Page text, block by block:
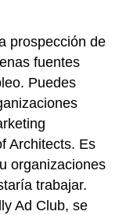
prospección de
fuentes
Puedes
Architects. Es
organizaciones
trabajar.
Ad Club, se